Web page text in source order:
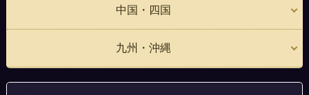
中国・四国
九州・沖縄